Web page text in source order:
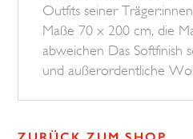
Outfits seiner
Maße 70 x 200 cm, die
abweichen Das Softfinish
und außerordentliche